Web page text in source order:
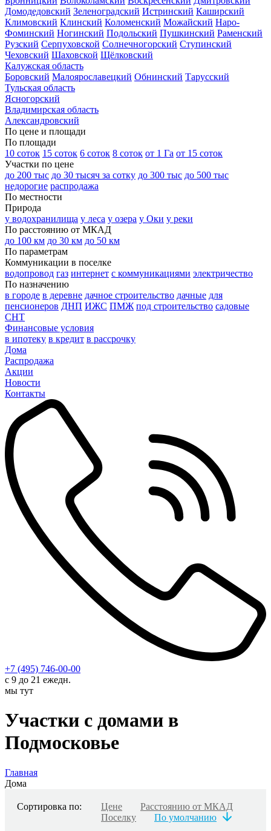
Домодедовский Зеленоградский Истринский Каширский
Климовский Клинский Коломенский Можайский Наро-
Фоминский Ногинский Подольский Пушкинский Раменский
Рузский Серпуховской Солнечногорский Ступинский
Чеховский Шаховской Щёлковский
Калужская область
Боровский Малоярославецкий Обнинский Тарусский
Тульская область
Ясногорский
Владимирская область
Александровский
По цене и площади
По площади
10 соток 15 соток 6 соток 8 соток от 1 Га от 15 соток
Участки по цене
до 200 тыс до 30 тысяч за сотку до 300 тыс до 500 тыс
недорогие распродажа
По местности
Природа
у водохранилища у леса у озера у Оки у реки
По расстоянию от МКАД
до 100 км до 30 км до 50 км
По параметрам
Коммуникации в поселке
водопровод газ интернет с коммуникациями электричество
По назначению
в городе в деревне дачное строительство дачные для
пенсионеров ДНП ИЖС ПМЖ под строительство садовые
СНТ
Финансовые условия
в ипотеку в кредит в рассрочку
Дома
Распродажа
Акции
Новости
Контакты
+7 (495) 746-00-00
с 9 до 21 ежедн.
мы тут
Участки с домами в
Подмосковье
Главная
Дома
Сортировка по: Цене
Расстоянию от МКАД
Поселку
По умолчанию